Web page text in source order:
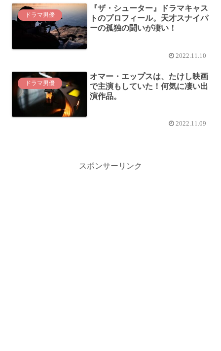
ドラマ男優
『ザ・シューター』ドラマキャス
トのプロフィール。天才スナイパ
ーの孤独の闘いが凄い！
2022.11.10
ドラマ男優
オマー・エップスは、たけし映画
で主演もしていた！何気に凄い出
演作品。
2022.11.09
スポンサーリンク